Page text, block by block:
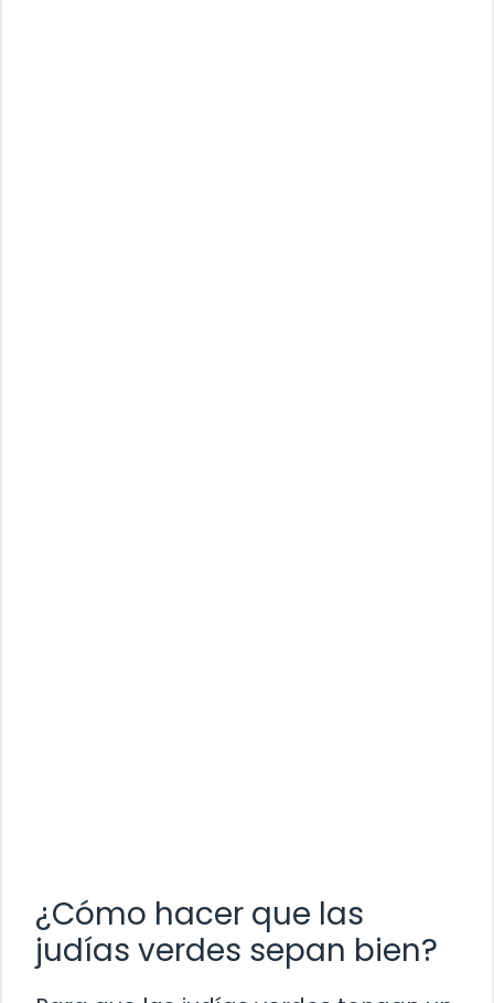
¿Cómo hacer que las
judías verdes sepan bien?